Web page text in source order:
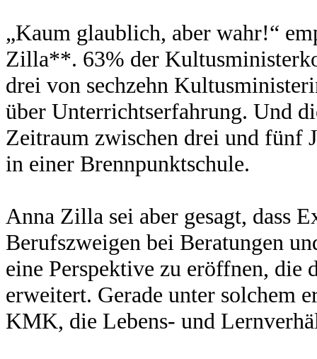
„Kaum glaublich, aber wahr!“
Zilla**. 63% der
drei von sechzehn
über Unterrichtserfahrung. Und
Zeitraum zwischen drei und fünf
in einer Brennpunktschule.
Anna Zilla sei aber gesagt, dass
Berufszweigen bei Beratungen
eine Perspektive zu eröffnen, die
erweitert. Gerade unter solchem
KMK, die Lebens- und